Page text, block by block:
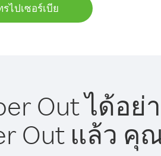
ไปเซอร์เบีย
Out ได้อย่
Out แล้ว คุ